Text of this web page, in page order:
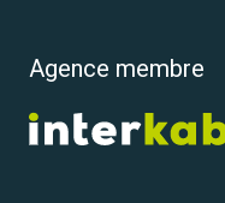
Agence membre